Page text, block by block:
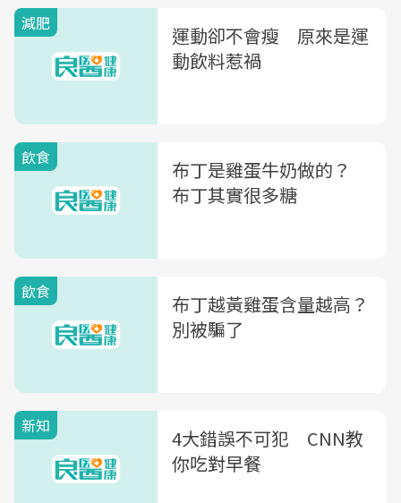
減肥
運動卻不會瘦 原來是運
動飲料惹禍
飲食
布丁是雞蛋牛奶做的？
布丁其實很多糖
飲食
布丁越黃雞蛋含量越高？
別被騙了
新知
4大錯誤不可犯 CNN教
你吃對早餐